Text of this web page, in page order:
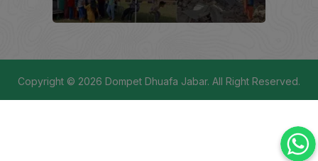
Copyright © 2026 Dompet Dhuafa Jabar. All Right Reserved.